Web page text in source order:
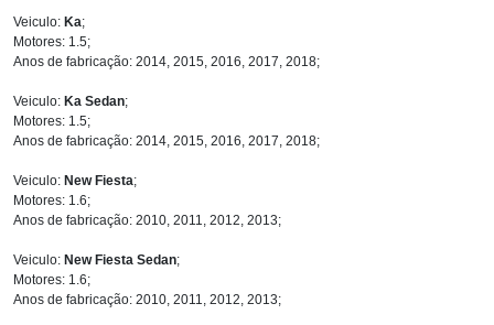
Veiculo: Ka;
Motores: 1.5;
Anos de fabricação: 2014, 2015, 2016, 2017, 2018;
Veiculo: Ka Sedan;
Motores: 1.5;
Anos de fabricação: 2014, 2015, 2016, 2017, 2018;
Veiculo: New Fiesta;
Motores: 1.6;
Anos de fabricação: 2010, 2011, 2012, 2013;
Veiculo: New Fiesta Sedan;
Motores: 1.6;
Anos de fabricação: 2010, 2011, 2012, 2013;